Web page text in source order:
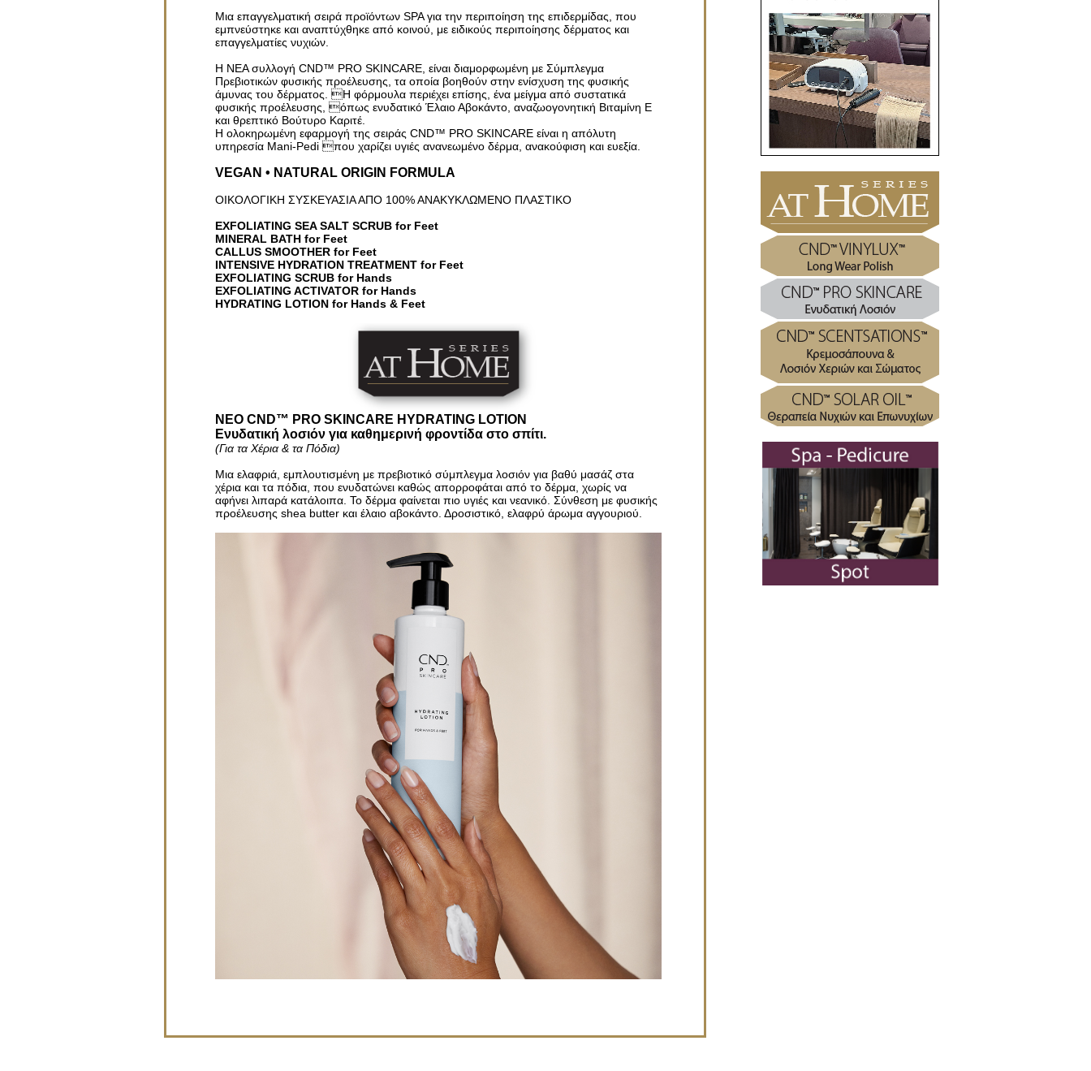
Μια επαγγελματική σειρά προϊόντων SPA για την περιποίηση της επιδερμίδας, που
εμπνεύστηκε και αναπτύχθηκε από κοινού, με ειδικούς περιποίησης δέρματος και
επαγγελματίες νυχιών.
Η ΝΕΑ συλλογή CND™ PRO SKINCARE, είναι διαμορφωμένη με Σύμπλεγμα
Πρεβιοτικών φυσικής προέλευσης, τα οποία βοηθούν στην ενίσχυση της φυσικής
άμυνας του δέρματος. Η φόρμουλα περιέχει επίσης, ένα μείγμα από συστατικά
φυσικής προέλευσης, όπως ενυδατικό Έλαιο Αβοκάντο, αναζωογονητική Βιταμίνη Ε
και θρεπτικό Βούτυρο Καριτέ.
Η ολοκηρωμένη εφαρμογή της σειράς CND™ PRO SKINCARE είναι η απόλυτη
υπηρεσία Mani-Pedi που χαρίζει υγιές ανανεωμένο δέρμα, ανακούφιση και ευεξία.
VEGAN • NATURAL ORIGIN FORMULA
ΟΙΚΟΛΟΓΙΚΗ ΣΥΣΚΕΥΑΣΙΑ ΑΠΟ 100% ΑΝΑΚΥΚΛΩΜΕΝΟ ΠΛΑΣΤΙΚΟ
EXFOLIATING SEA SALT SCRUB for Feet
MINERAL BATH for Feet
CALLUS SMOOTHER for Feet
INTENSIVE HYDRATION TREATMENT for Feet
EXFOLIATING SCRUB for Hands
EXFOLIATING ACTIVATOR for Hands
HYDRATING LOTION for Hands & Feet
NΕΟ CND™ PRO SKINCARE HYDRATING LOTION
Eνυδατική λοσιόν για καθημερινή φροντίδα στο σπίτι.
(Για τα Χέρια & τα Πόδια)
Μια ελαφριά, εμπλουτισμένη με πρεβιοτικό σύμπλεγμα λοσιόν για βαθύ μασάζ στα
χέρια και τα πόδια, που ενυδατώνει καθώς απορροφάται από το δέρμα, χωρίς να
αφήνει λιπαρά κατάλοιπα. Το δέρμα φαίνεται πιο υγιές και νεανικό. Σύνθεση με φυσικής
προέλευσης shea butter και έλαιο αβοκάντο. Δροσιστικό, ελαφρύ άρωμα αγγουριού.